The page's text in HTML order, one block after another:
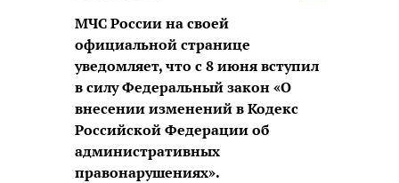
МЧС России на своей
официальной странице
уведомляет, что с 8 июня вступил
в силу Федеральный закон «О
внесении изменений в Кодекс
Российской Федерации об
административных
правонарушениях».